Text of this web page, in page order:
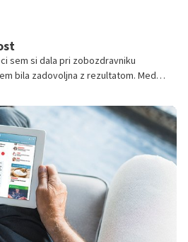
sem si dala pri zobozdravniku
bila zadovoljna z rezultatom. Med